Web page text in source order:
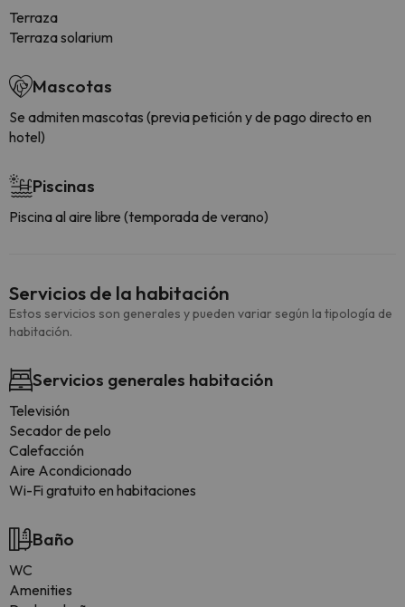
Terraza
Terraza solarium
Mascotas
Se admiten mascotas (previa petición y de pago directo en
hotel)
Piscinas
Piscina al aire libre (temporada de verano)
Servicios de la habitación
Estos servicios son generales y pueden variar según la tipología de
habitación.
Servicios generales habitación
Televisión
Secador de pelo
Calefacción
Aire Acondicionado
Wi-Fi gratuito en habitaciones
Baño
WC
Amenities